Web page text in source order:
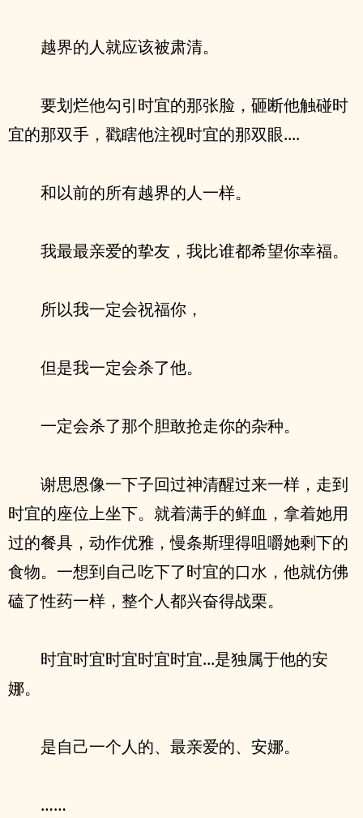
越界的人就应该被肃清。
要划烂他勾引时宜的那张脸，砸断他触碰时
宜的那双手，戳瞎他注视时宜的那双眼....
和以前的所有越界的人一样。
我最最亲爱的挚友，我比谁都希望你幸福。
所以我一定会祝福你，
但是我一定会杀了他。
一定会杀了那个胆敢抢走你的杂种。
谢思恩像一下子回过神清醒过来一样，走到
时宜的座位上坐下。就着满手的鲜血，拿着她用
过的餐具，动作优雅，慢条斯理得咀嚼她剩下的
食物。一想到自己吃下了时宜的口水，他就仿佛
磕了性药一样，整个人都兴奋得战栗。
时宜时宜时宜时宜时宜...是独属于他的安
娜。
是自己一个人的、最亲爱的、安娜。
……